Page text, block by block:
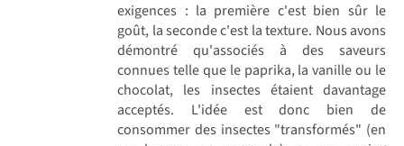
exigences : la première c'est bien sûr le
goût, la seconde c'est la texture. Nous avons
démontré qu'associés à des saveurs
connues telle que le paprika, la vanille ou le
chocolat, les insectes étaient davantage
acceptés. L'idée est donc bien de
consommer des insectes "transformés" (en